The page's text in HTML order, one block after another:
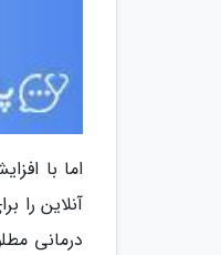
اما با
آنلاین را
درمانی